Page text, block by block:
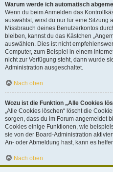
Warum werde ich automatisch
Wenn du beim Anmelden das
auswählst, wirst du nur für eine Sitzung
Missbrauch deines Benutzerkontos
bleiben, kannst du das Kästchen
auswählen. Dies ist nicht
Computer, zum Beispiel in einem
nicht zur Verfügung steht, dann wurde
Administration ausgeschaltet.
Nach oben
Wozu ist die Funktion „Alle Cookies
„Alle Cookies löschen“ löscht die
sorgen, dass du im Forum angemeldet
Cookies einige Funktionen, wie
sie von der Board-Administration
An- oder Abmeldung hast, kann es
Nach oben